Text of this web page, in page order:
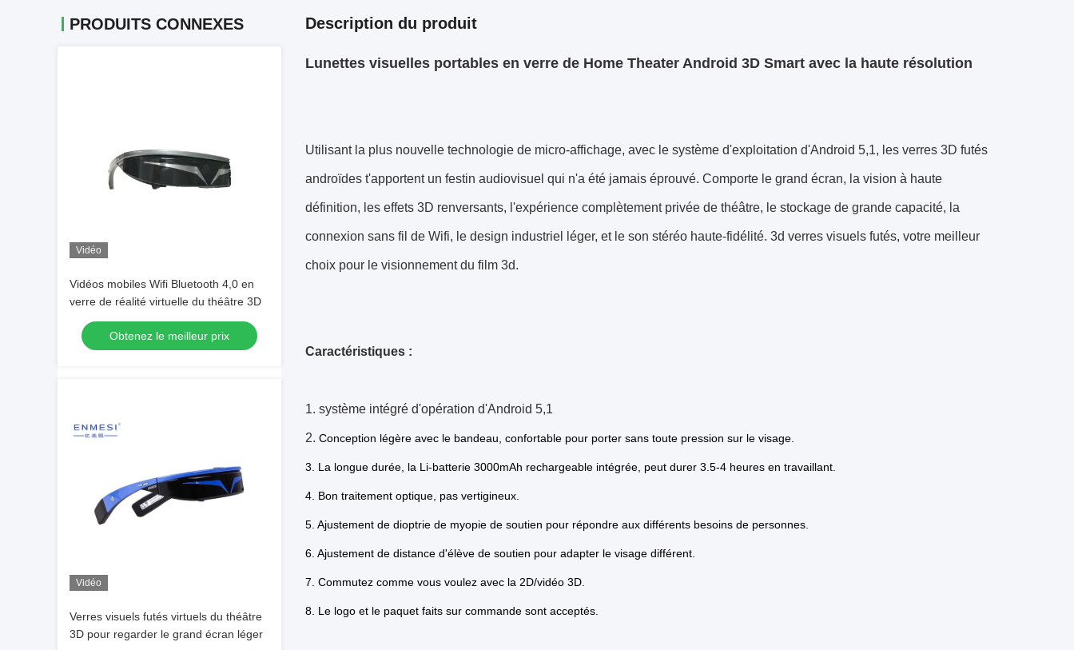
PRODUITS CONNEXES
Vidéo
Vidéos mobiles Wifi Bluetooth 4,0 en
verre de réalité virtuelle du théâtre 3D
Obtenez le meilleur prix
Vidéo
Verres visuels futés virtuels du théâtre
3D pour regarder le grand écran léger
Description du produit
Lunettes visuelles portables en verre de Home Theater Android 3D Smart avec la haute résolution
Utilisant la plus nouvelle technologie de micro-affichage, avec le système d'exploitation d'Android 5,1, les verres 3D futés
androïdes t'apportent un festin audiovisuel qui n'a été jamais éprouvé. Comporte le grand écran, la vision à haute
définition, les effets 3D renversants, l'expérience complètement privée de théâtre, le stockage de grande capacité, la
connexion sans fil de Wifi, le design industriel léger, et le son stéréo haute-fidélité. 3d verres visuels futés, votre meilleur
choix pour le visionnement du film 3d.
Caractéristiques :
1. système intégré d'opération d'Android 5,1
2. Conception légère avec le bandeau, confortable pour porter sans toute pression sur le visage.
3. La longue durée, la Li-batterie 3000mAh rechargeable intégrée, peut durer 3.5-4 heures en travaillant.
4. Bon traitement optique, pas vertigineux.
5. Ajustement de dioptrie de myopie de soutien pour répondre aux différents besoins de personnes.
6. Ajustement de distance d'élève de soutien pour adapter le visage différent.
7. Commutez comme vous voulez avec la 2D/vidéo 3D.
8. Le logo et le paquet faits sur commande sont acceptés.